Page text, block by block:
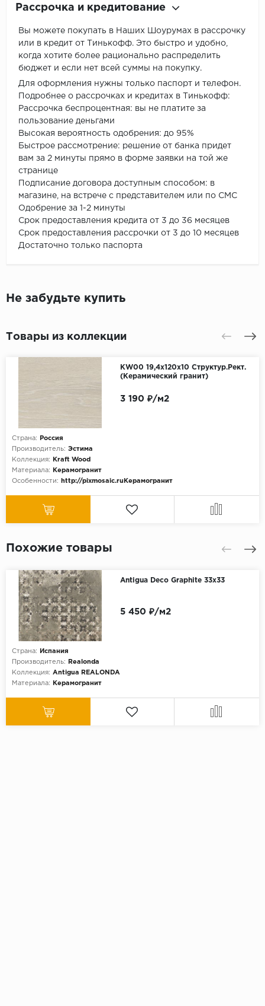
Рассрочка и кредитование
Вы можете покупать в Наших Шоурумах в рассрочку
или в кредит от Тинькофф. Это быстро и удобно,
когда хотите более рационально распределить
бюджет и если нет всей суммы на покупку.
Для оформления нужны только паспорт и телефон.
Подробнее о рассрочках и кредитах в Тинькофф:
Рассрочка беспроцентная: вы не платите за
пользование деньгами
Высокая вероятность одобрения: до 95%
Быстрое рассмотрение: решение от банка придет
вам за 2 минуты прямо в форме заявки на той же
странице
Подписание договора доступным способом: в
магазине, на встрече с представителем или по СМС
Одобрение за 1-2 минуты
Срок предоставления кредита от 3 до 36 месяцев
Срок предоставления рассрочки от 3 до 10 месяцев
Достаточно только паспорта
Не забудьте купить
Товары из коллекции
KW00 19,4x120x10 Структур.Рект.
(Керамический гранит)
Страна:
Россия
Производитель: Эстима
Коллекция:
Kraft Wood
Материала:
Керамогранит
Особенности:
http://pixmosaic.ruКерамогранит
3 190 ₽/м2
Похожие товары
Antigua Deco Graphite 33х33
Страна:
Испания
Производитель:
Realonda
Коллекция: Antigua REALONDA
Материала:
Керамогранит
5 450 ₽/м2